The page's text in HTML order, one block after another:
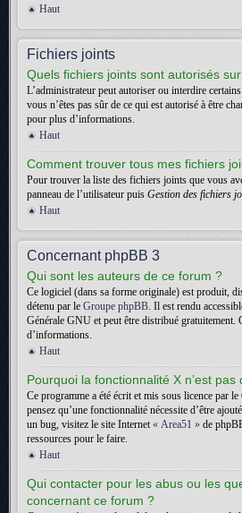
Haut
Fichiers joints
Quels fichiers joints sont autorisés
L’administrateur peut autoriser ou interdire
vous n’êtes pas sûr de ce qui est autorisé à être
pour plus d’informations.
Haut
Comment trouver tous mes fichiers
Pour trouver la liste des fichiers joints que vous
panneau de l’utilisateur puis Gestion des fichiers
Haut
Concernant phpBB 3
Qui sont les auteurs de ce forum ?
Ce logiciel (dans sa forme originale) est produit,
détenu par le Groupe phpBB. Il est rendu
Générale GNU et peut être distribué gratuitement.
d’informations.
Haut
Pourquoi la fonctionnalité X n’est pas
Ce programme a été écrit et mis sous licence par
pensez qu’une fonctionnalité nécessite d’être
un bug, visitez le site Internet« Area51 » de
ressources pour le faire.
Haut
Qui contacter pour les abus ou les
concernant ce forum ?